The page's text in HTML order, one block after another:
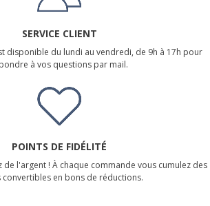
SERVICE CLIENT
disponible du lundi au vendredi, de 9h à 17h pour
à vos questions par mail.
POINTS DE FIDÉLITÉ
de l'argent ! À chaque commande vous cumulez des
convertibles en bons de réductions.